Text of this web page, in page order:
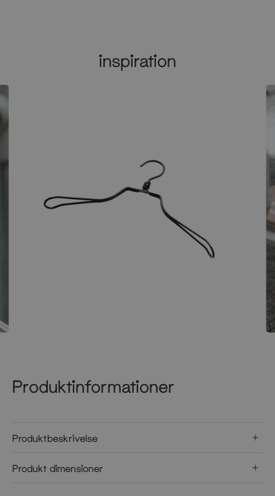
inspiration
Produktinformationer
Produktbeskrivelse
Produkt dimensioner